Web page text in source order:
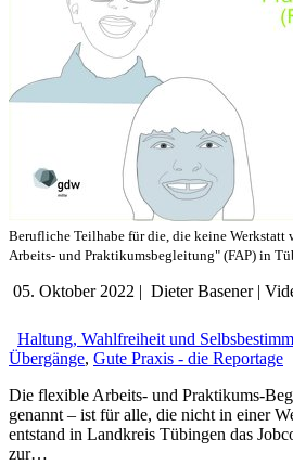
Berufliche Teilhabe für die, die keine
Arbeits- und Praktikumsbegleitung" (FAP) in
05. Oktober 2022 | Dieter Basener|
Haltung, Wahlfreiheit und
Übergänge, Gute Praxis - die Reportage
Die flexible Arbeits- und Praktikums-
genannt – ist für alle, die nicht in einer
entstand in Landkreis Tübingen das
zur…